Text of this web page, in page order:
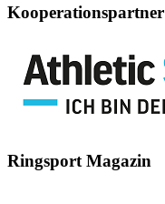
Kooperationspartner
Ringsport Magazin